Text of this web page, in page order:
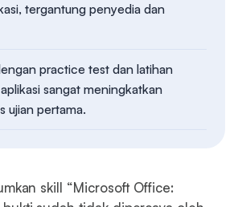
tergantung penyedia dan
practice test dan latihan
sangat meningkatkan
ujian pertama.
skill “Microsoft Office: